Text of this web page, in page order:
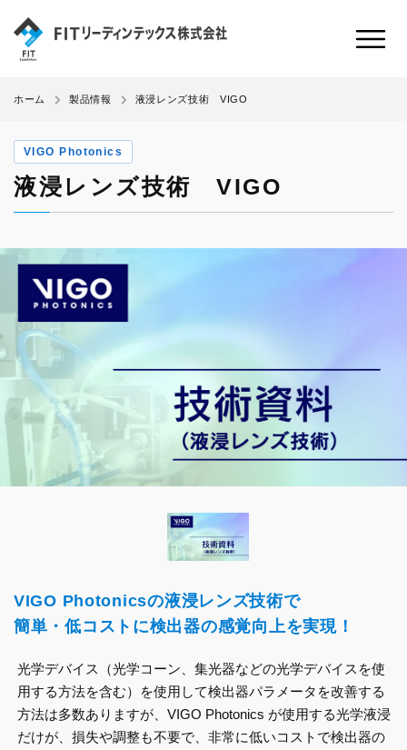
ホーム 製品情報 液浸レンズ技術 VIGO
VIGO Photonics
液浸レンズ技術 VIGO
VIGO Photonicsの液浸レンズ技術で
簡単・低コストに検出器の感覚向上を実現！
光学デバイス（光学コーン、集光器などの光学デバイスを使
用する方法を含む）を使用して検出器パラメータを改善する
方法は多数ありますが、VIGO Photonics が使用する光学液浸
だけが、損失や調整も不要で、非常に低いコストで検出器の